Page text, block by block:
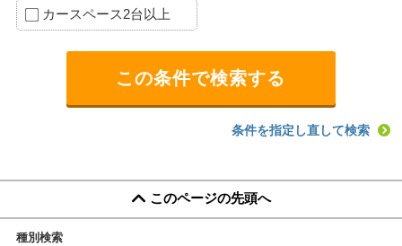
カースペース2台以上
条件を指定し直して検索
このページの先頭へ
種別検索